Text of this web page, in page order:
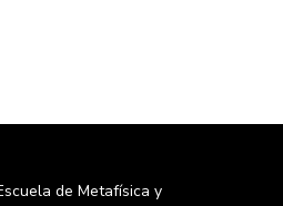
de Metafísica y